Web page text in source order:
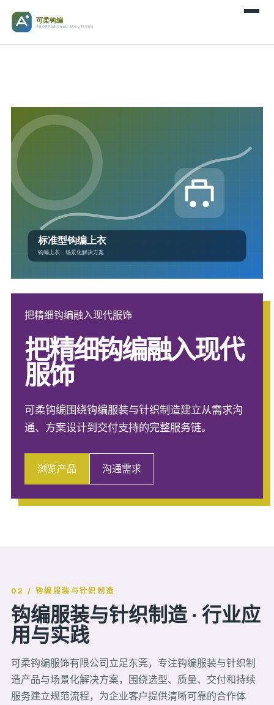
把精细钩编融入现代服饰
把精细钩编融入现代
服饰
可柔钩编围绕钩编服装与针织制造建立从需求沟
通、方案设计到交付支持的完整服务链。
浏览产品 沟通需求
02 / 钩编服装与针织制造
钩编服装与针织制造 · 行业应
用与实践
可柔钩编服饰有限公司立足东莞，专注钩编服装与针织制
造产品与场景化解决方案，围绕选型、质量、交付和持续
服务建立规范流程，为企业客户提供清晰可靠的合作体